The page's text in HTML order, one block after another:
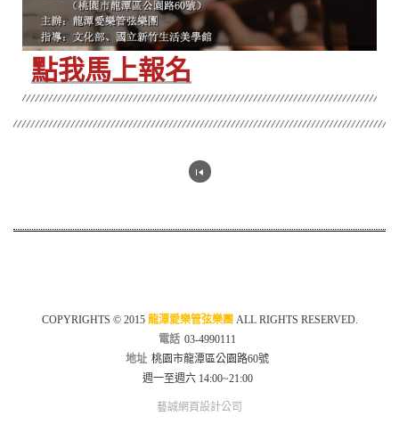
點我馬上報名
COPYRIGHTS © 2015 龍潭愛樂管弦樂團 ALL RIGHTS RESERVED.
電話 03-4990111
地址 桃園市龍潭區公園路60號
週一至週六 14:00~21:00
藝誠網頁設計公司